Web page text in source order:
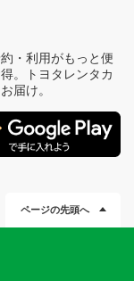
・利用がもっと便
。トヨタレンタカ
届け。
ページの先頭へ